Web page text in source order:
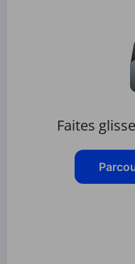
Faites